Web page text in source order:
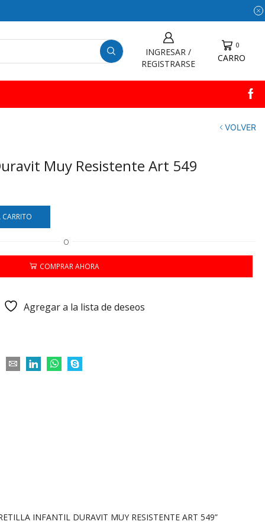
INGRESAR /
REGISTRARSE
0
CARRO
VOLVER
Muy Resistente Art 549
O
COMPRAR AHORA
Agregar a la lista de deseos
INFANTIL DURAVIT MUY RESISTENTE ART 549”